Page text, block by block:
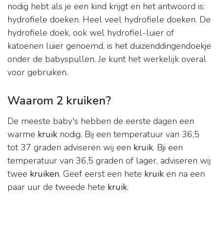
nodig hebt als je een kind krijgt en het antwoord is:
hydrofiele doeken. Heel veel hydrofiele doeken. De
hydrofiele doek, ook wel hydrofiel-luier of
katoenen luier genoemd, is het duizenddingendoekje
onder de babyspullen. Je kunt het werkelijk overal
voor gebruiken.
Waarom 2 kruiken?
De meeste baby's hebben de eerste dagen een
warme kruik nodig. Bij een temperatuur van 36,5
tot 37 graden adviseren wij een kruik. Bji een
temperatuur van 36,5 graden of lager, adviseren wij
twee kruiken. Geef eerst een hete kruik en na een
paar uur de tweede hete kruik.